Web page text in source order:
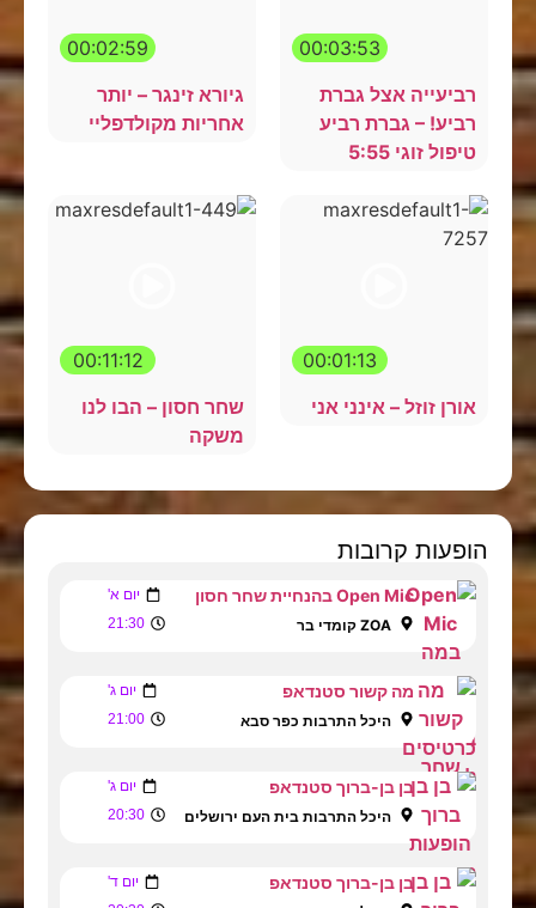
00:03:53
רביעייה אצל גברת
רביע! – גברת רביע
טיפול זוגי 5:55
00:02:59
גיורא זינגר – יותר
אחריות מקולדפליי
00:01:13
אורן זוזל – אינני אני
00:11:12
שחר חסון – הבו לנו
משקה
הופעות קרובות
Open Mic בהנחיית שחר חסון יום א'
ZOA קומדי בר 21:30
מה קשור סטנדאפ יום ג'
היכל התרבות כפר סבא 21:00
בן בן-ברוך סטנדאפ יום ג'
היכל התרבות בית העם ירושלים 20:30
בן בן-ברוך סטנדאפ יום ד'